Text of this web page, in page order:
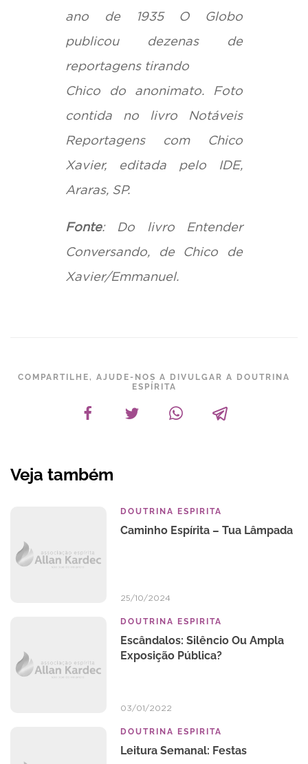
ano de 1935 O Globo
publicou dezenas de
reportagens tirando
Chico do anonimato. Foto
contida no livro Notáveis
Reportagens com Chico
Xavier, editada pelo IDE,
Araras, SP.
Fonte: Do livro Entender
Conversando, de Chico de
Xavier/Emmanuel.
COMPARTILHE, AJUDE-NOS A DIVULGAR A DOUTRINA
ESPÍRITA
Veja também
DOUTRINA ESPIRITA
Caminho Espírita – Tua Lâmpada
25/10/2024
DOUTRINA ESPIRITA
Escândalos: Silêncio Ou Ampla
Exposição Pública?
03/01/2022
DOUTRINA ESPIRITA
Leitura Semanal: Festas